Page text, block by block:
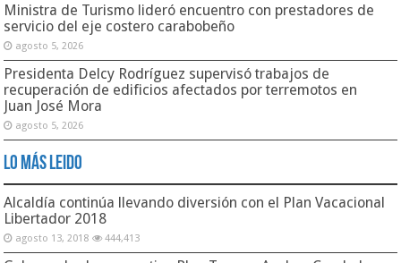
Ministra de Turismo lideró encuentro con prestadores de
servicio del eje costero carabobeño
agosto 5, 2026
Presidenta Delcy Rodríguez supervisó trabajos de
recuperación de edificios afectados por terremotos en
Juan José Mora
agosto 5, 2026
Lo Más Leido
Alcaldía continúa llevando diversión con el Plan Vacacional
Libertador 2018
agosto 13, 2018 444,413